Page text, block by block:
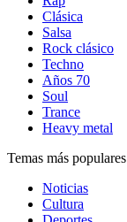
Clásica
Salsa
Rock clásico
Techno
Años 70
Soul
Trance
Heavy metal
Temas más populares
Noticias
Cultura